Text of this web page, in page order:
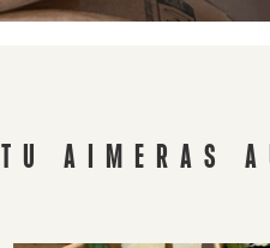
TU AIMERAS